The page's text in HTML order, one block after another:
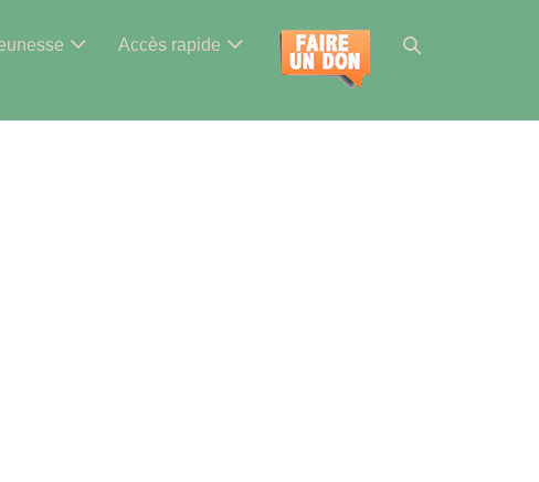
Accès rapide
Basculer